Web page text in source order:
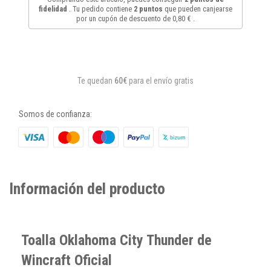
fidelidad
. Tu pedido contiene 2 puntos que pueden canjearse
por un cupón de descuento de 0,80 €
Te quedan 60€ para el envío gratis
Somos de confianza:
Información del producto
Toalla Oklahoma City Thunder de
Wincraft Oficial